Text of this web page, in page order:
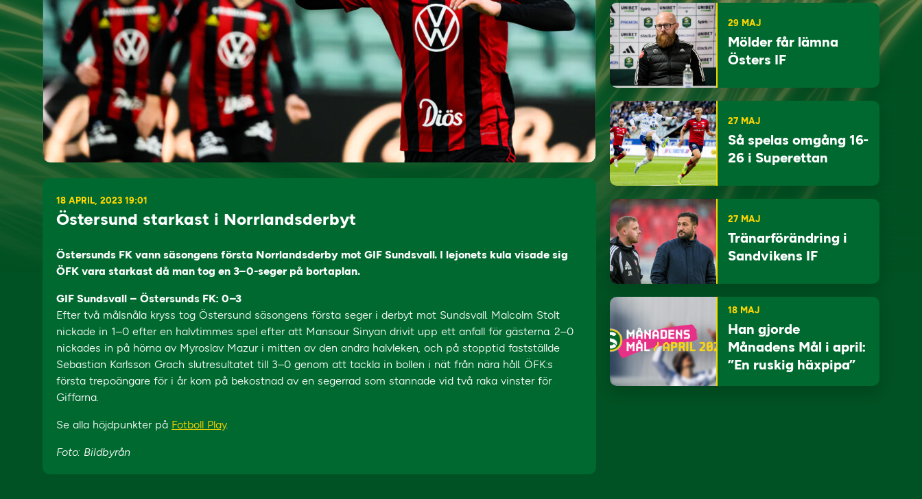
18 APRIL, 2023 19:01
Östersund starkast i Norrlandsderbyt
Östersunds FK vann säsongens första Norrlandsderby mot GIF Sundsvall. I lejonets kula visade sig
ÖFK vara starkast då man tog en 3–0-seger på bortaplan.
GIF Sundsvall – Östersunds FK: 0–3
Efter två målsnåla kryss tog Östersund säsongens första seger i derbyt mot Sundsvall. Malcolm Stolt
nickade in 1–0 efter en halvtimmes spel efter att Mansour Sinyan drivit upp ett anfall för gästerna. 2–0
nickades in på hörna av Myroslav Mazur i mitten av den andra halvleken, och på stopptid fastställde
Sebastian Karlsson Grach slutresultatet till 3–0 genom att tackla in bollen i nät från nära håll. ÖFK:s
första trepoängare för i år kom på bekostnad av en segerrad som stannade vid två raka vinster för
Giffarna.
Se alla höjdpunkter på Fotboll Play.
Foto: Bildbyrån
29 MAJ
Mölder får lämna
Östers IF
27 MAJ
Så spelas omgång 16-
26 i Superettan
27 MAJ
Tränarförändring i
Sandvikens IF
18 MAJ
Han gjorde
Månadens Mål i april:
”En ruskig häxpipa”